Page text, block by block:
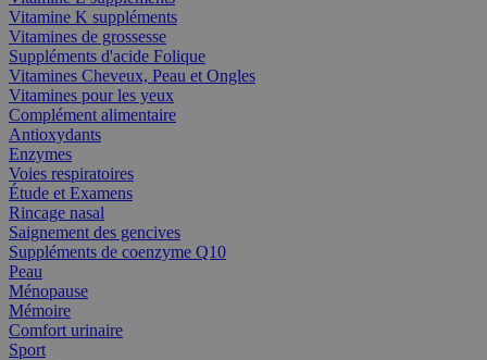
Vitamine K suppléments
Vitamines de grossesse
Suppléments d'acide Folique
Vitamines Cheveux, Peau et Ongles
Vitamines pour les yeux
Complément alimentaire
Antioxydants
Enzymes
Voies respiratoires
Étude et Examens
Rincage nasal
Saignement des gencives
Suppléments de coenzyme Q10
Peau
Ménopause
Mémoire
Comfort urinaire
Sport